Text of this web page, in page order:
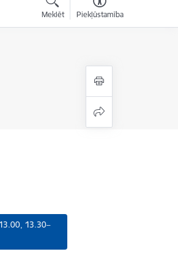
Meklēt Piekļūstamība
13.30–